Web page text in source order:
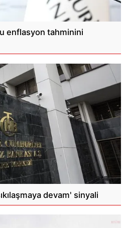
enflasyon tahminini
devam' sinyali